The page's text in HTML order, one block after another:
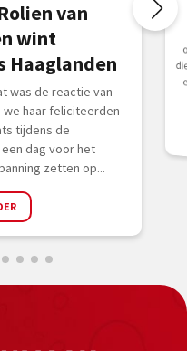
van
wint
Haaglanden
was de reactie van
we haar feliciteerden
tijdens de
dag voor het
zetten op...